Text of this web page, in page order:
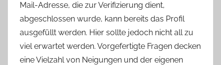
Mail-Adresse, die zur Verifizierung dient,
abgeschlossen wurde, kann bereits das Profil
ausgefüllt werden. Hier sollte jedoch nicht all zu
viel erwartet werden. Vorgefertigte Fragen decken
eine Vielzahl von Neigungen und der eigenen